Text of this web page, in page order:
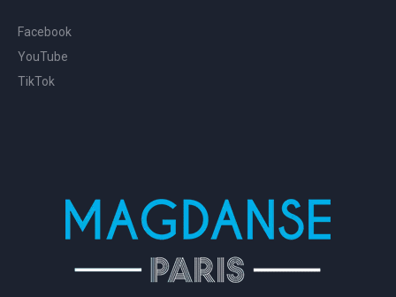
Facebook
YouTube
TikTok